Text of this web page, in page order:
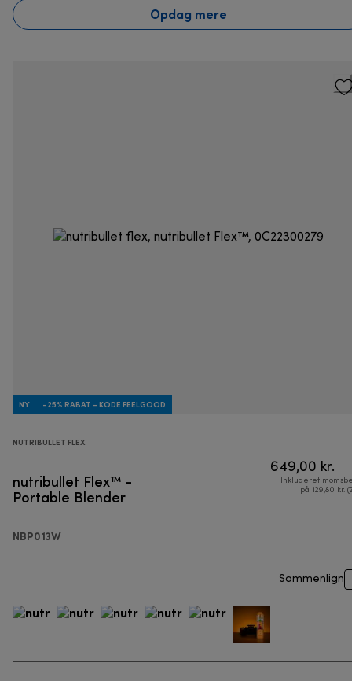
Opdag mere
NY -25% RABAT - KODE FEELGOOD
NUTRIBULLET FLEX
nutribullet Flex™ -
Portable Blender
NBP013W
649,00 kr.
Inkluderet
på 129,80 kr.
Sammenlign